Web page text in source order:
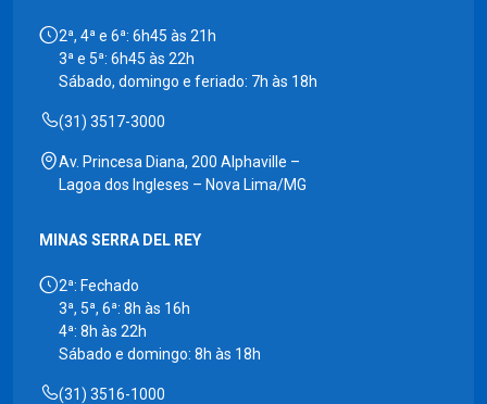
2ª, 4ª e 6ª: 6h45 às 21h
3ª e 5ª: 6h45 às 22h
Sábado, domingo e feriado: 7h às 18h
(31) 3517-3000
Av. Princesa Diana, 200 Alphaville –
Lagoa dos Ingleses – Nova Lima/MG
MINAS SERRA DEL REY
2ª: Fechado
3ª, 5ª, 6ª: 8h às 16h
4ª: 8h às 22h
Sábado e domingo: 8h às 18h
(31) 3516-1000